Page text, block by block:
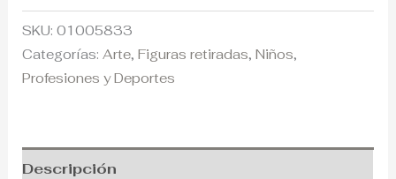
SKU:01005833
Categorías: Arte,Figuras retiradas,Niños,
Profesiones y Deportes
Descripción